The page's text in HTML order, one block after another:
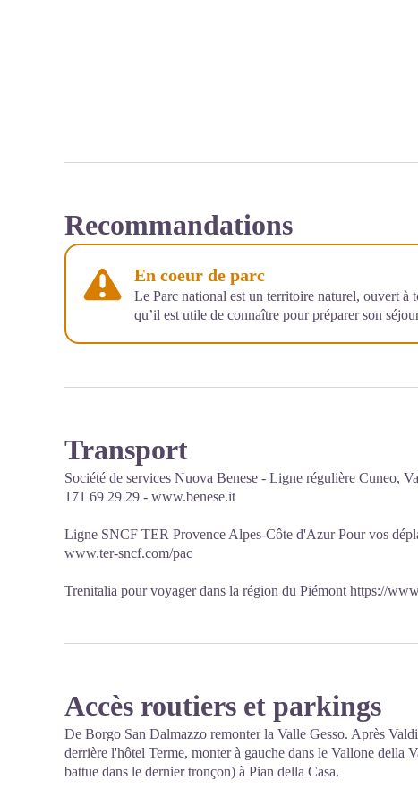
Recommandations
En coeur de parc
Le Parc national est un territoire naturel, ouvert à
qu’il est utile de connaître pour préparer son
Transport
Société de services Nuova Benese - Ligne régulière Cuneo,
171 69 29 29 - www.benese.it
Ligne SNCF TER Provence Alpes-Côte d'Azur Pour vos
www.ter-sncf.com/pac
Trenitalia pour voyager dans la région du Piémont https://
Accès routiers et parkings
De Borgo San Dalmazzo remonter la Valle Gesso. Après
derrière l'hôtel Terme, monter à gauche dans le Vallone della
battue dans le dernier tronçon) à Pian della Casa.